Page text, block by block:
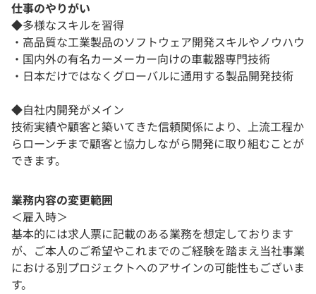
仕事のやりがい
◆多様なスキルを習得
・高品質な工業製品のソフトウェア開発スキルやノウハウ
・国内外の有名カーメーカー向けの車載器専門技術
・日本だけではなくグローバルに通用する製品開発技術
◆自社内開発がメイン
技術実績や顧客と築いてきた信頼関係により、上流工程か
らローンチまで顧客と協力しながら開発に取り組むことが
できます。
業務内容の変更範囲
＜雇入時＞
基本的には求人票に記載のある業務を想定しております
が、ご本人のご希望やこれまでのご経験を踏まえ当社事業
における別プロジェクトへのアサインの可能性もございま
す。